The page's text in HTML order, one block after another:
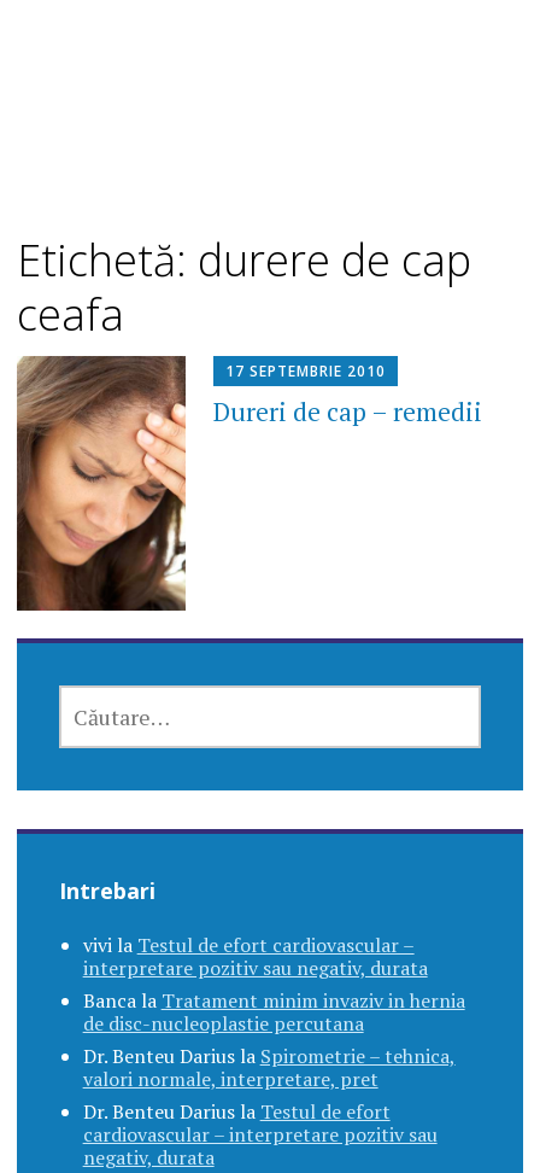
Etichetă: durere de cap
ceafa
17 SEPTEMBRIE 2010
Dureri de cap – remedii
DUPĂ:
Intrebari
vivila Testul de efort cardiovascular –
interpretare pozitiv sau negativ, durata
Bancala Tratament minim invaziv in hernia
de disc-nucleoplastie percutana
Dr. Benteu Dariusla Spirometrie – tehnica,
valori normale, interpretare, pret
Dr. Benteu Dariusla Testul de efort
cardiovascular – interpretare pozitiv sau
negativ, durata